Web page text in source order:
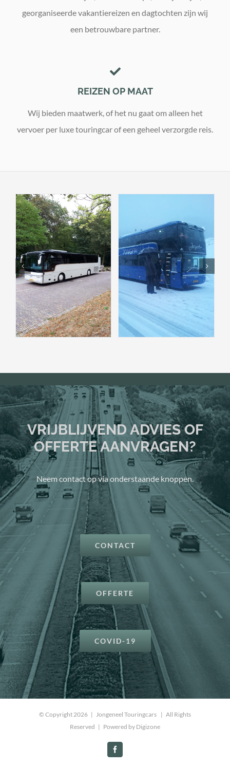
georganiseerde vakantiereizen en dagtochten zijn wij
een betrouwbare partner.
REIZEN OP MAAT
Wij bieden maatwerk, of het nu gaat om alleen het
vervoer per luxe touringcar of een geheel verzorgde reis.
VRIJBLIJVEND ADVIES OF
OFFERTE AANVRAGEN?
Neem contact op via onderstaande knoppen.
CONTACT
OFFERTE
COVID-19
© Copyright2026 | Jongeneel Touringcars | All Rights
Reserved | Powered by Digizone
Facebook